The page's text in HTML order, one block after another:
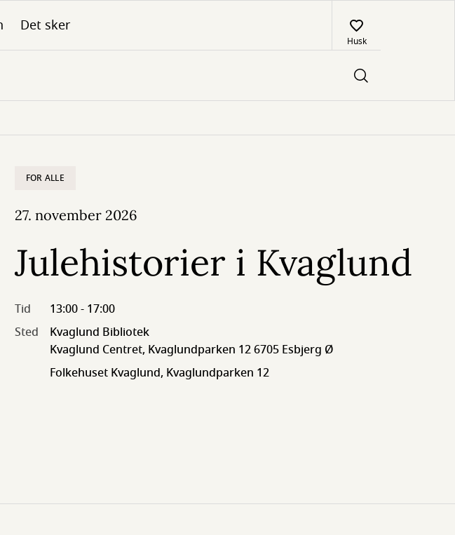
Det sker
Husk
FOR ALLE
27. november 2026
Julehistorier i Kvaglund
Tid
13:00 - 17:00
Sted
Kvaglund Bibliotek
Kvaglund Centret, Kvaglundparken 12 6705 Esbjerg Ø
Folkehuset Kvaglund, Kvaglundparken 12